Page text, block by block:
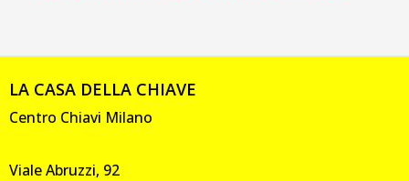
LA CASA DELLA CHIAVE
Centro Chiavi Milano
Viale Abruzzi, 92